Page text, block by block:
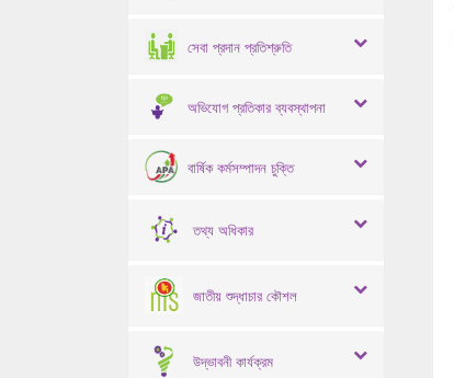
সেবা প্রদান প্রতিশ্রুতি
অভিযোগ প্রতিকার ব্যবস্থাপনা
বার্ষিক কর্মসম্পাদন চুক্তি
তথ্য অধিকার
জাতীয় শুদ্ধাচার কৌশল
উদ্ভাবনী কার্যক্রম